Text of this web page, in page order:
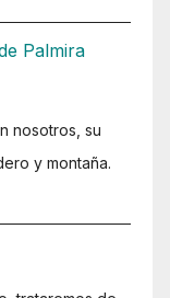
Palmira
nosotros, su
y montaña.